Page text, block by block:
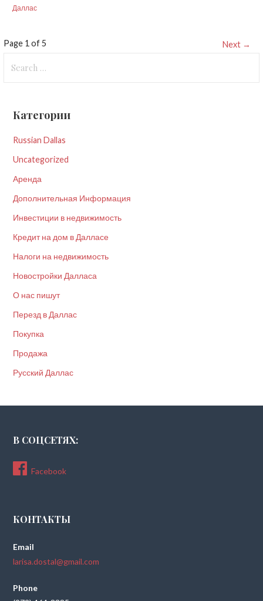
Даллас
Post
navigation
Page 1 of 5 Next →
for:
Категории
Russian Dallas
Uncategorized
Аренда
Дополнительная Информация
Инвестиции в недвижимость
Кредит на дом в Далласе
Налоги на недвижимость
Новостройки Далласа
О нас пишут
Перезд в Даллас
Покупка
Продажа
Русский Даллас
В СОЦСЕТЯХ:
Facebook
КОНТАКТЫ
Email
larisa.dostal@gmail.com
Phone